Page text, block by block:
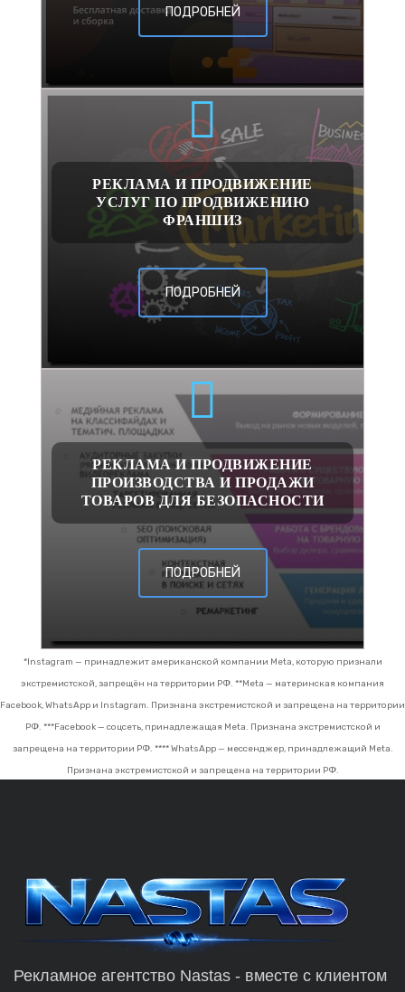
ПОДРОБНЕЙ
РЕКЛАМА И ПРОДВИЖЕНИЕ
УСЛУГ ПО ПРОДВИЖЕНИЮ
ФРАНШИЗ
ПОДРОБНЕЙ
РЕКЛАМА И ПРОДВИЖЕНИЕ
ПРОИЗВОДСТВА И ПРОДАЖИ
ТОВАРОВ ДЛЯ БЕЗОПАСНОСТИ
ПОДРОБНЕЙ
*Instagram — принадлежит американской компании Meta, которую признали
экстремистской, запрещён на территории РФ. **Meta — материнская компания
Facebook, WhatsApp и Instagram. Признана экстремистской и запрещена на территории
РФ. ***Facebook — соцсеть, принадлежащая Meta. Признана экстремистской и
запрещена на территории РФ. **** WhatsApp — мессенджер, принадлежащий Meta.
Признана экстремистской и запрещена на территории РФ.
Рекламное агентство Nastas - вместе с клиентом